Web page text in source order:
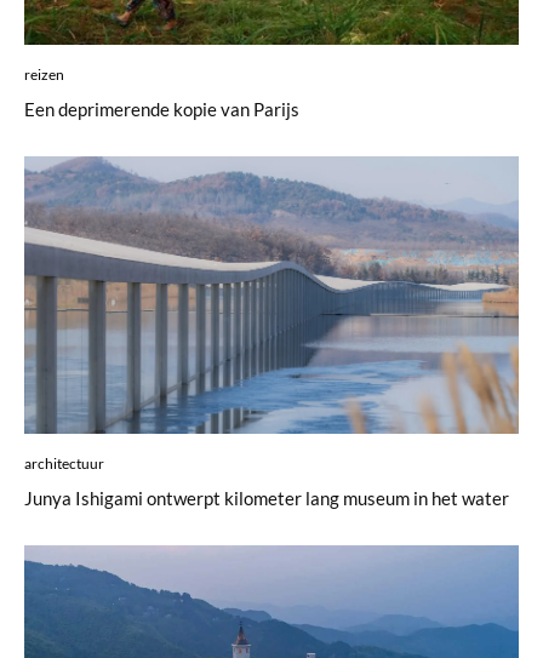
reizen
Een deprimerende kopie van Parijs
architectuur
Junya Ishigami ontwerpt kilometer lang museum in het water